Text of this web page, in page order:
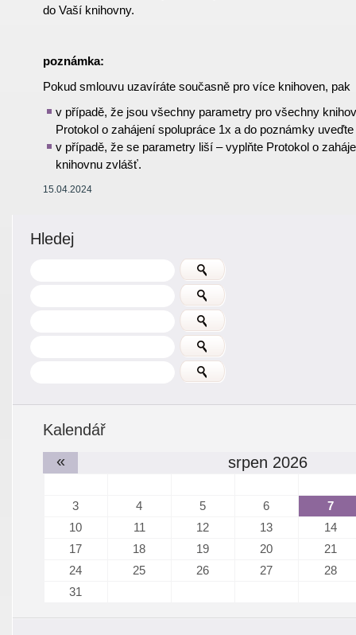
do Vaší knihovny.
poznámka:
Pokud smlouvu uzavíráte současně pro více knihoven, pak
v případě, že jsou všechny parametry pro všechny
Protokol o zahájení spolupráce 1x a do poznámky
v případě, že se parametry liší – vyplňte Protokol o
knihovnu zvlášť.
15.04.2024
Hledej
Kalendář
«
srpen 2026
3 4 5 6
7
10
11 12 13
14
17
18 19 20
21
24
25 26 27
28
31